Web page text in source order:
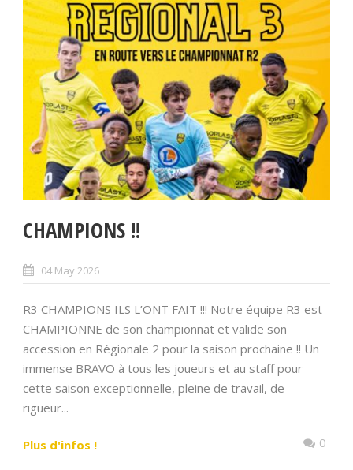
CHAMPIONS !!
04 May 2026
R3 CHAMPIONS ILS L’ONT FAIT !!! Notre équipe R3 est
CHAMPIONNE de son championnat et valide son
accession en Régionale 2 pour la saison prochaine !! Un
immense BRAVO à tous les joueurs et au staff pour
cette saison exceptionnelle, pleine de travail, de
rigueur...
Plus d'infos ! 0